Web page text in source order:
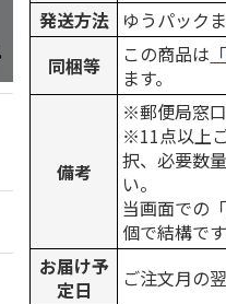
発送方法 ゆうパック
同梱等
この商品は
ます。
備考
※郵便局窓
※11点以上
択、必要数
い。
当画面での
個で結構です
お届け予
定日
ご注文月の